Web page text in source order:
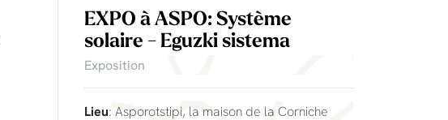
EXPO à ASPO: Système
solaire - Eguzki sistema
Exposition
Lieu: Asporotstipi, la maison de la Corniche